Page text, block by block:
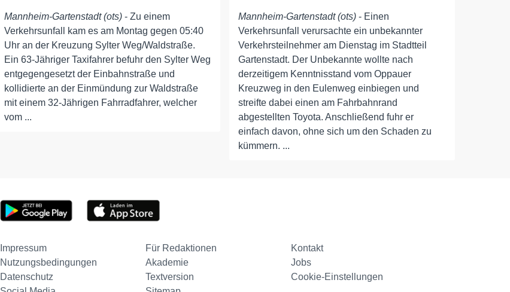
Mannheim-Gartenstadt (ots)- Zu einem
Verkehrsunfall kam es am Montag gegen 05:40
Uhr an der Kreuzung Sylter Weg/Waldstraße.
Ein 63-Jähriger Taxifahrer befuhr den Sylter Weg
entgegengesetzt der Einbahnstraße und
kollidierte an der Einmündung zur Waldstraße
mit einem 32-Jährigen Fahrradfahrer, welcher
vom ...
Mannheim-Gartenstadt (ots) - Einen
Verkehrsunfall verursachte ein unbekannter
Verkehrsteilnehmer am Dienstag im Stadtteil
Gartenstadt. Der Unbekannte wollte nach
derzeitigem Kenntnisstand vom Oppauer
Kreuzweg in den Eulenweg einbiegen und
streifte dabei einen am Fahrbahnrand
abgestellten Toyota. Anschließend fuhr er
einfach davon, ohne sich um den Schaden zu
kümmern. ...
Impressum Für Redaktionen
Kontakt
Nutzungsbedingungen
Akademie
Jobs
Datenschutz
Textversion
Cookie-Einstellungen